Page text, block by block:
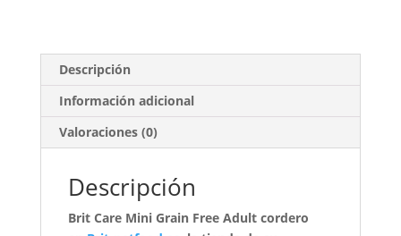
Descripción
Información adicional
Valoraciones (0)
Descripción
Brit Care Mini Grain Free Adult cordero